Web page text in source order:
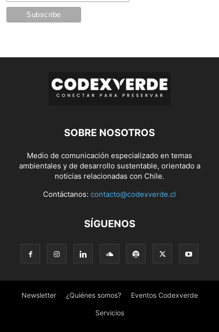
SOBRE NOSOTROS
Medio de comunicación especializado en temas
ambientales y de desarrollo sustentable, orientado a
noticias relacionadas con Chile.
Contáctanos: contacto@codexverde.cl
SÍGUENOS
Newsletter ¿Quiénes somos? Eventos Codexverde
Servicios